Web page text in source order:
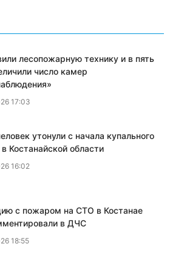
лесопожарную технику и в пять
число камер
17:03
утонули с начала купального
в Костанайской области
16:02
с пожаром на СТО в Костанае
в ДЧС
18:55